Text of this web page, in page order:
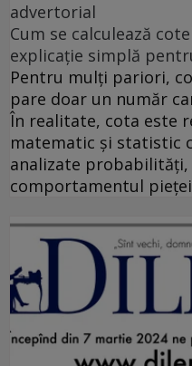
advertorial
Cum se calculează
explicație simplă
Pentru mulți pariori,
pare doar un număr
În realitate, cota este
matematic și statistic
analizate
comportamentul